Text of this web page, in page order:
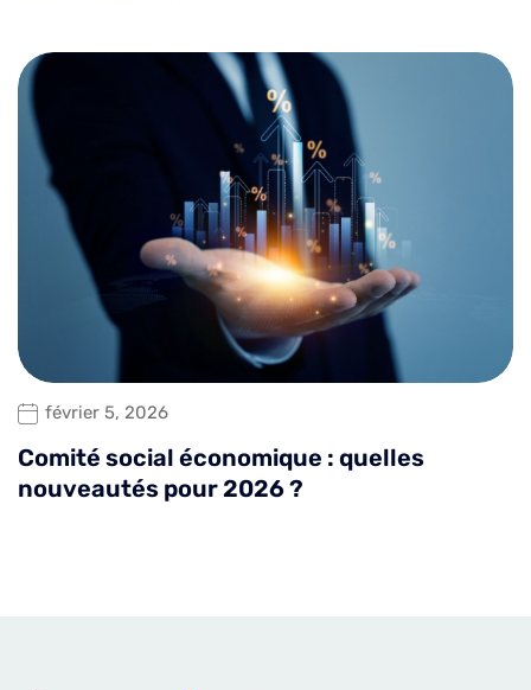
février 5, 2026
Comité social économique : quelles
nouveautés pour 2026 ?